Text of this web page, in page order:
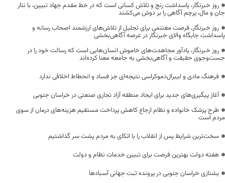
روز خبرنگار، پاسداشت رنج و تلاش کسانی است که در خط مقدم جهاد تبیین، با نثار
جان و مال، پرچم آگاهی را بر دوش می‌کشند
روز خبرنگار، فرصت مغتنمی برای تجلیل از تلاش‌های ارزشمند اصحاب رسانه و
پاسداشت جایگاه والای خبرنگار در عرصه آگاهی‌بخشی
روز خبرنگار، یادآور مجاهدت‌های خاموش انسان‌هایی است که رسالت خود را در
جست‌وجوی حقیقت و آگاهی‌بخشی به جامعه معنا کرده‌اند
فرهنگ مادی و لیبرال‌دموکراسی نتیجه‌ای جز فساد و انحطاط اخلاقی ندارد
آغاز پیگیری‌های جدید برای ایجاد منطقه آزاد تجاری صنعتی در خراسان جنوبی
طرح پزشک خانواده و نظام ارجاع کاهش پرداخت مستقیم هزینه‌های درمان از سوی
مردم است
سخت‌ترین شرایط پس از انقلاب را با اتکای به مردم پشت سر گذاشتیم
هفته دولت بهترین فرصت برای تبیین خدمات نظام و دولت
یشتازی خراسان جنوبی در پرونده ثبت جهانی آسبادها